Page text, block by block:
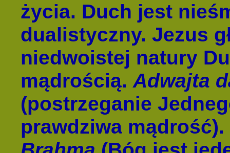
życia. Duch jest
dualistyczny. Jezus
niedwoistej natury
mądrością. Adwajta
(postrzeganie
prawdziwa mądrość).